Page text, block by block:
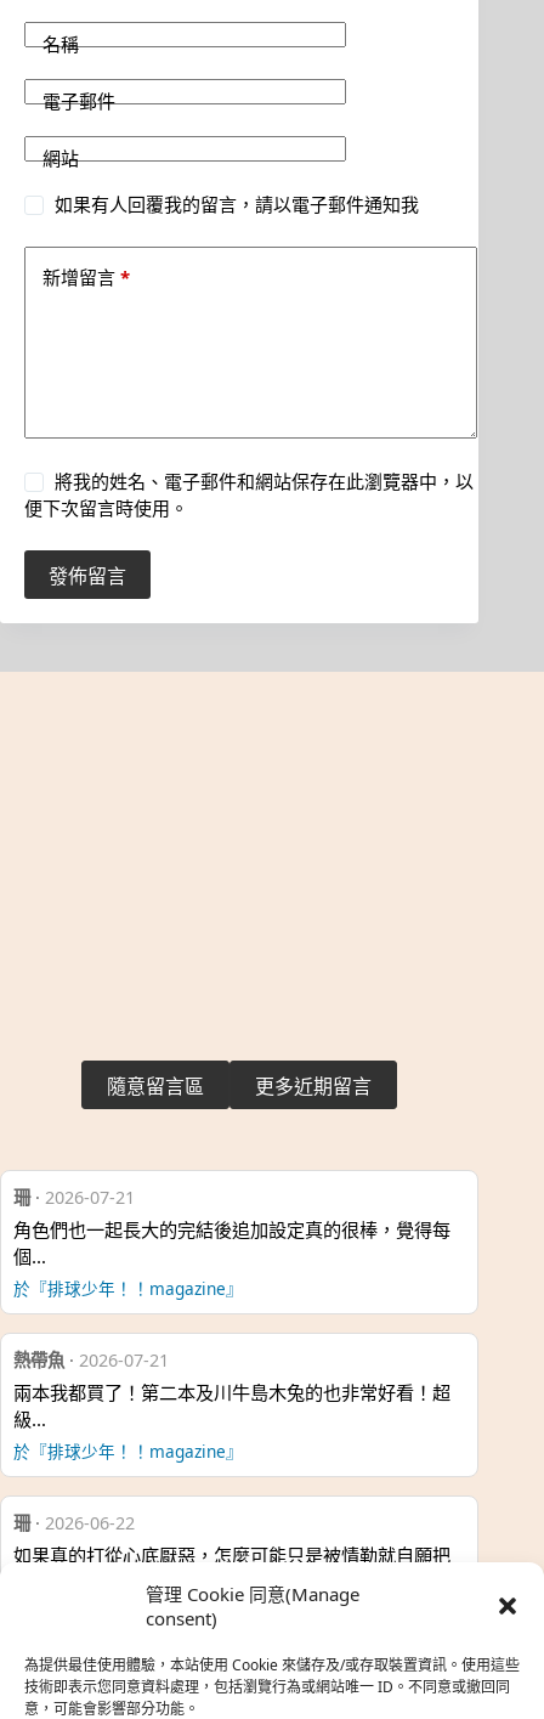
管理 Cookie 同意(Manage
consent)
為提供最佳使用體驗，本站使用 Cookie 來儲存及/或存取裝置資訊。使用這些
技術即表示您同意資料處理，包括瀏覽行為或網站唯一 ID。不同意或撤回同
意，可能會影響部分功能。
名稱
電子郵件
網站
如果有人回覆我的留言，請以電子郵件通知我
新增留言 *
將我的姓名、電子郵件和網站保存在此瀏覽器中，以
便下次留言時使用。
發佈留言
隨意留言區 更多近期留言
珊· 2026-07-21
角色們也一起長大的完結後追加設定真的很棒，覺得每
個…
於『排球少年！！magazine』
熱帶魚 · 2026-07-21
兩本我都買了！第二本及川牛島木兔的也非常好看！超
級…
於『排球少年！！magazine』
珊· 2026-06-22
如果真的打從心底厭惡，怎麼可能只是被情勒就自願把
熱帶魚·2026-06-22